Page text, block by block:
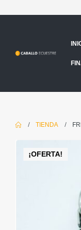
TIENDA
¡OFERTA!